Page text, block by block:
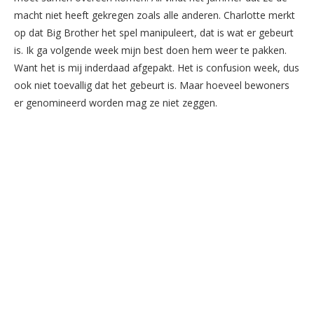
macht niet heeft gekregen zoals alle anderen. Charlotte merkt
op dat Big Brother het spel manipuleert, dat is wat er gebeurt
is. Ik ga volgende week mijn best doen hem weer te pakken.
Want het is mij inderdaad afgepakt. Het is confusion week, dus
ook niet toevallig dat het gebeurt is. Maar hoeveel bewoners
er genomineerd worden mag ze niet zeggen.